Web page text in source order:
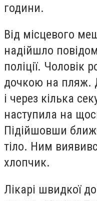
години.
Від місцевого
надійшло
поліції. Чоловік
дочкою на пляж.
і через кілька
наступила на
Підійшовши
тіло. Ним
хлопчик.
Лікарі швидкої